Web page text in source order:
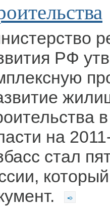
РФ
на
стал